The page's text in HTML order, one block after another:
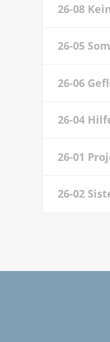
26-08
26-05
26-06
26-04
26-01
26-02